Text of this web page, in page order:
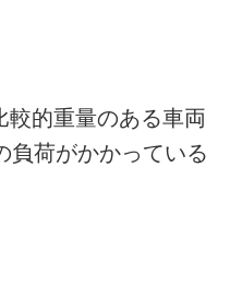
較的重量のある車両
負荷がかかっている